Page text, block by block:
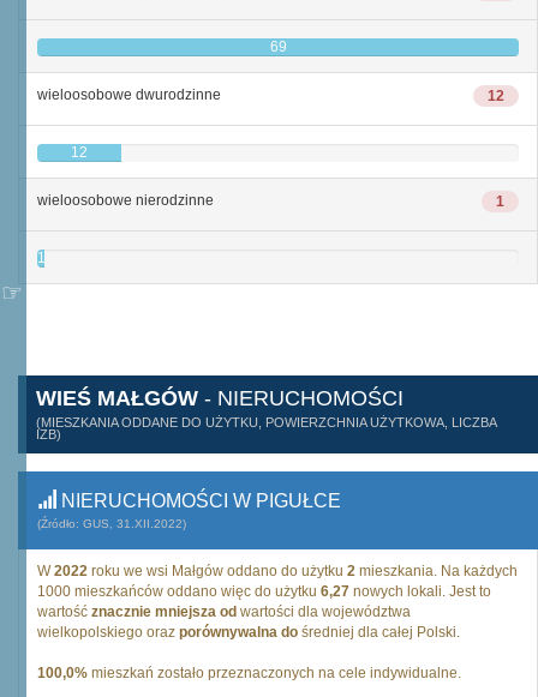
69
12
wieloosobowe dwurodzinne
12
1
wieloosobowe nierodzinne
1
WIEŚ MAŁGÓW - NIERUCHOMOŚCI
(MIESZKANIA ODDANE DO UŻYTKU, POWIERZCHNIA UŻYTKOWA, LICZBA
IZB)
NIERUCHOMOŚCI W PIGUŁCE
(Źródło: GUS, 31.XII.2022)
W2022 roku we wsi Małgów oddano do użytku 2 mieszkania. Na każdych
1000 mieszkańców oddano więc do użytku 6,27 nowych lokali. Jest to
wartość znacznie mniejsza od wartości dla województwa
wielkopolskiego oraz porównywalna do średniej dla całej Polski.
100,0% mieszkań zostało przeznaczonych na cele indywidualne.